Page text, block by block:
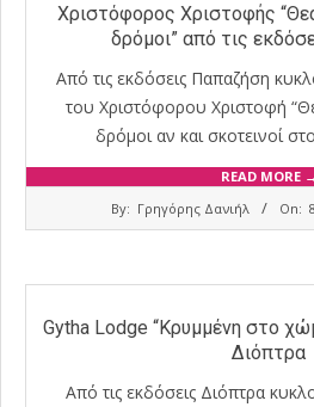
Χριστόφορος Χριστοφής
δρόμοι” από τις
Από τις εκδόσεις Παπαζήση
του Χριστόφορου Χριστοφή
δρόμοι αν και σκοτεινοί
READ MORE →
By: Γρηγόρης Δανιήλ On:
Gytha Lodge “Κρυμμένη στο
Διόπτρα
Από τις εκδόσεις Διόπτρα